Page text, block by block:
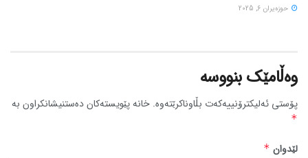
حوزه‌یران 6, 2025
وەڵامێک بنووسە
پۆستی ئەلیکترۆنییەکەت بڵاوناکرێتەوە. خانە پێویستەکان دەستنیشانکراون بە
*
لێدوان *